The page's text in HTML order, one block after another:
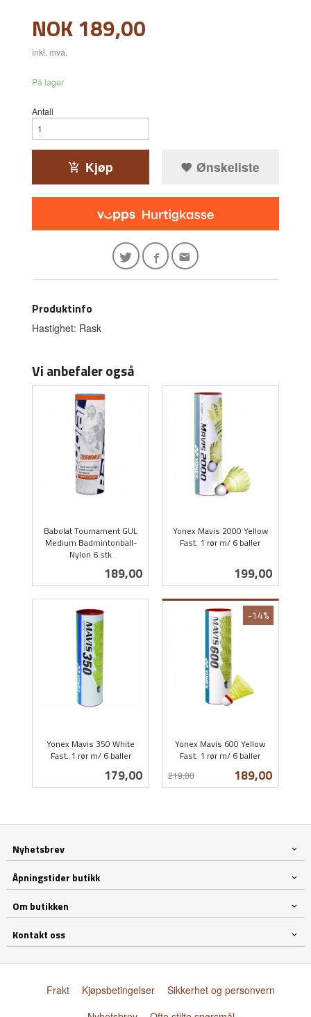
Pris
NOK189,00
inkl. mva.
På lager
Antall
Kjøp Ønskeliste
Produktinfo
Hastighet: Rask
Vi anbefaler også
Babolat Tournament GUL
Medium Badmintonball-
Nylon 6 stk
Pris
189,00
Yonex Mavis 2000 Yellow
Fast. 1 rør m/ 6 baller
Pris
199,00
Yonex Mavis 350 White
Fast. 1 rør m/ 6 baller
Pris
179,00
Yonex Mavis 600 Yellow
Fast. 1 rør m/ 6 baller
Tilbud
189,00
219,00
-14%
mva.
Nyhetsbrev
Åpningstider butikk
Om butikken
Kontakt oss
Frakt Kjøpsbetingelser
Sikkerhet og personvern